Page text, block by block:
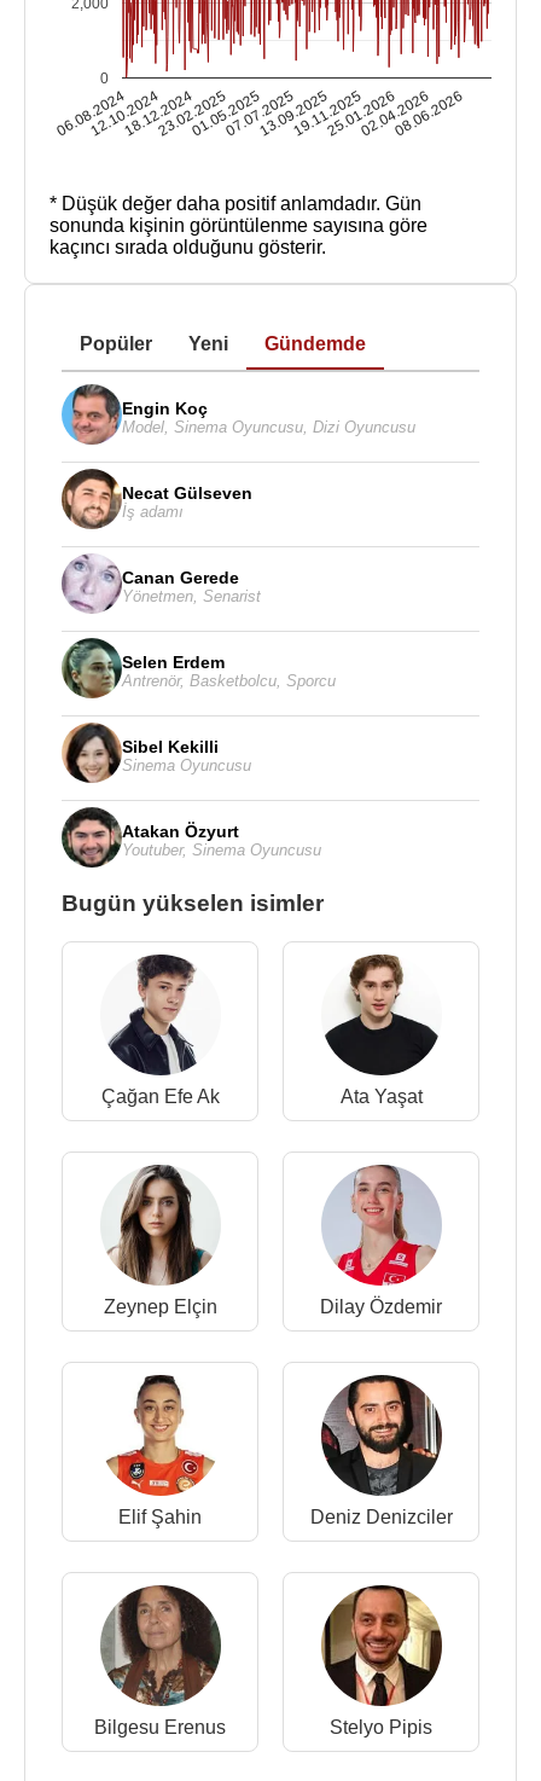
06.08.2024
12.10.2024
18.12.2024
23.02.2025
01.05.2025
07.07.2025
13.09.2025
19.11.2025
25.01.2026
02.04.2026
08.06.2026
0
2,000
* Düşük değer daha positif anlamdadır. Gün
sonunda kişinin görüntülenme sayısına göre
kaçıncı sırada olduğunu gösterir.
Popüler Yeni Gündemde
Engin Koç
Model Sinema Oyuncusu Dizi Oyuncusu
Necat Gülseven
İş adamı
Canan Gerede
Yönetmen Senarist
Selen Erdem
Antrenör, Basketbolcu Sporcu
Sibel Kekilli
Sinema Oyuncusu
Atakan Özyurt
Youtuber, Sinema Oyuncusu
Bugün yükselen isimler
Çağan Efe Ak Ata Yaşat
Zeynep Elçin Dilay Özdemir
Elif Şahin Deniz Denizciler
Bilgesu Erenus Stelyo Pipis